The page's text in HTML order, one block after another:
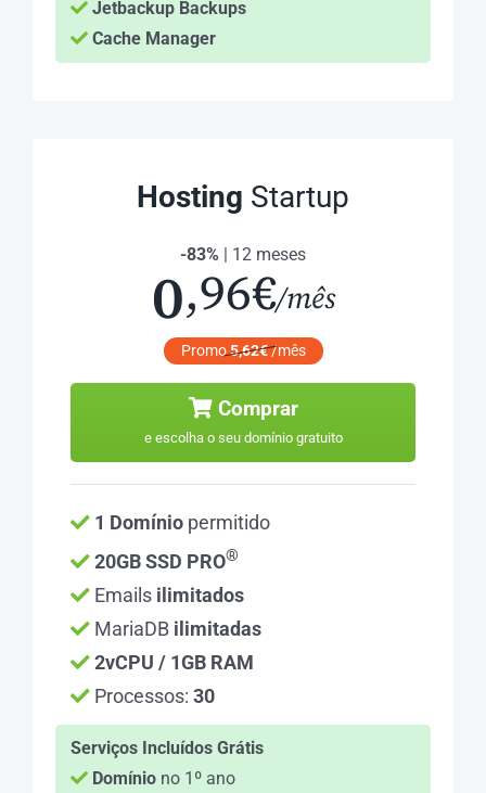
Jetbackup Backups
Cache Manager
Hosting Startup
-83% | 12 meses
0,96€/mês
Promo5,62€/mês
Comprar
e escolha o seu domínio gratuito
1 Domíniopermitido
20GB SSD PRO®
Emails ilimitados
MariaDB ilimitadas
2vCPU / 1GB RAM
Processos: 30
Serviços Incluídos Grátis
Domínio no 1º ano